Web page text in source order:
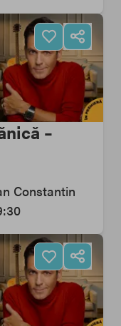
–
Constantin